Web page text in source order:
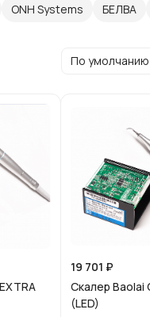
ONH Systems БЕЛВА
19 701 ₽
Скалер Baolai
(LED)